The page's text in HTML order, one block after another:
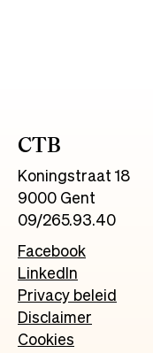
CTB
Koningstraat 18
9000 Gent
09/265.93.40
Facebook
LinkedIn
Privacy beleid
Disclaimer
Cookies